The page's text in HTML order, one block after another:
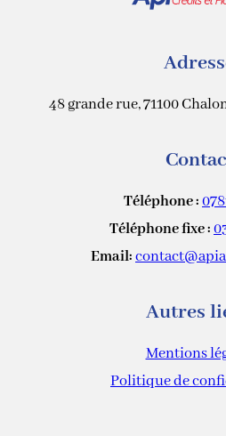
48 grande rue, 71100
Téléphone :
Téléphone fixe :
Email:
Autres
Mentions
Politique de